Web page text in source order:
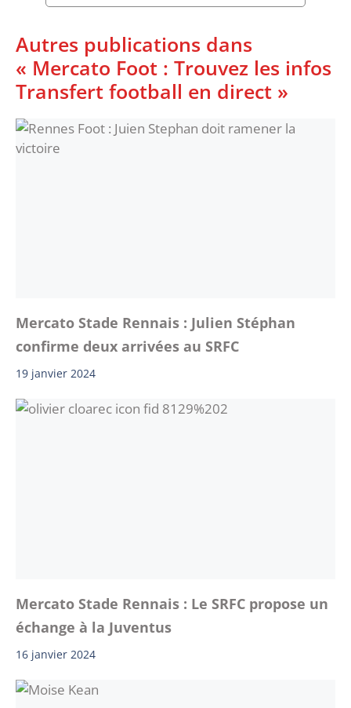
Autres publications dans
« Mercato Foot : Trouvez les infos
Transfert football en direct »
Mercato Stade Rennais : Julien Stéphan
confirme deux arrivées au SRFC
19 janvier 2024
Mercato Stade Rennais : Le SRFC propose un
échange à la Juventus
16 janvier 2024